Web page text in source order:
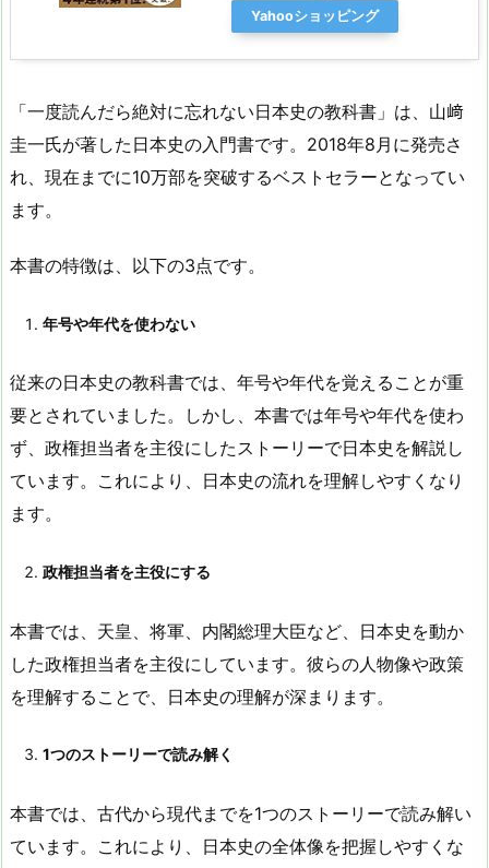
Yahooショッピング
「一度読んだら絶対に忘れない日本史の教科書」は、山﨑
圭一氏が著した日本史の入門書です。2018年8月に発売さ
れ、現在までに10万部を突破するベストセラーとなってい
ます。
本書の特徴は、以下の3点です。
年号や年代を使わない
従来の日本史の教科書では、年号や年代を覚えることが重
要とされていました。しかし、本書では年号や年代を使わ
ず、政権担当者を主役にしたストーリーで日本史を解説し
ています。これにより、日本史の流れを理解しやすくなり
ます。
政権担当者を主役にする
本書では、天皇、将軍、内閣総理大臣など、日本史を動か
した政権担当者を主役にしています。彼らの人物像や政策
を理解することで、日本史の理解が深まります。
1つのストーリーで読み解く
本書では、古代から現代までを1つのストーリーで読み解い
ています。これにより、日本史の全体像を把握しやすくな